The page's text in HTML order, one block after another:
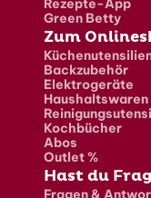
Green Betty
Zum
Backzubehör
Elektrogeräte
Haushaltswaren
Kochbücher
Abos
Outlet %
Hast du
Fragen &